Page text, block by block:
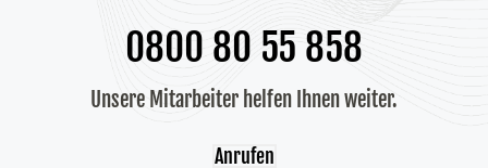
0800 80 55 858
Unsere Mitarbeiter helfen Ihnen weiter.
Anrufen